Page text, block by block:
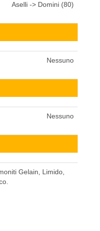
Aselli -> Domini (80)
Nessuno
Nessuno
Gelain, Limido,